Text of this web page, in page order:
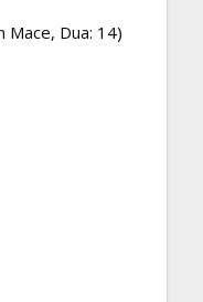
Mace, Dua: 14)